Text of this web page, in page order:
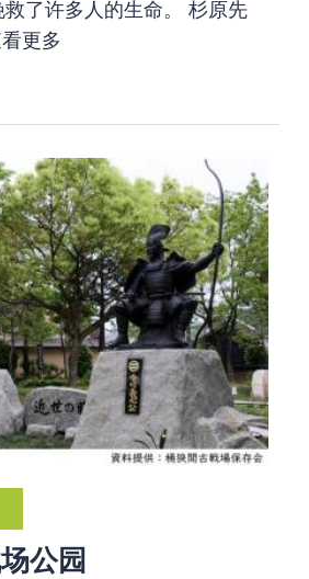
了许多人的生命。 杉原先
更多
公园